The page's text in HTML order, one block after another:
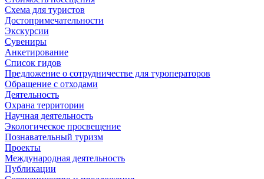
Схема для туристов
Достопримечательности
Экскурсии
Сувениры
Анкетирование
Список гидов
Предложение о сотрудничестве для туроператоров
Обращение с отходами
Деятельность
Охрана территории
Научная деятельность
Экологическое просвещение
Познавательный туризм
Проекты
Международная деятельность
Публикации